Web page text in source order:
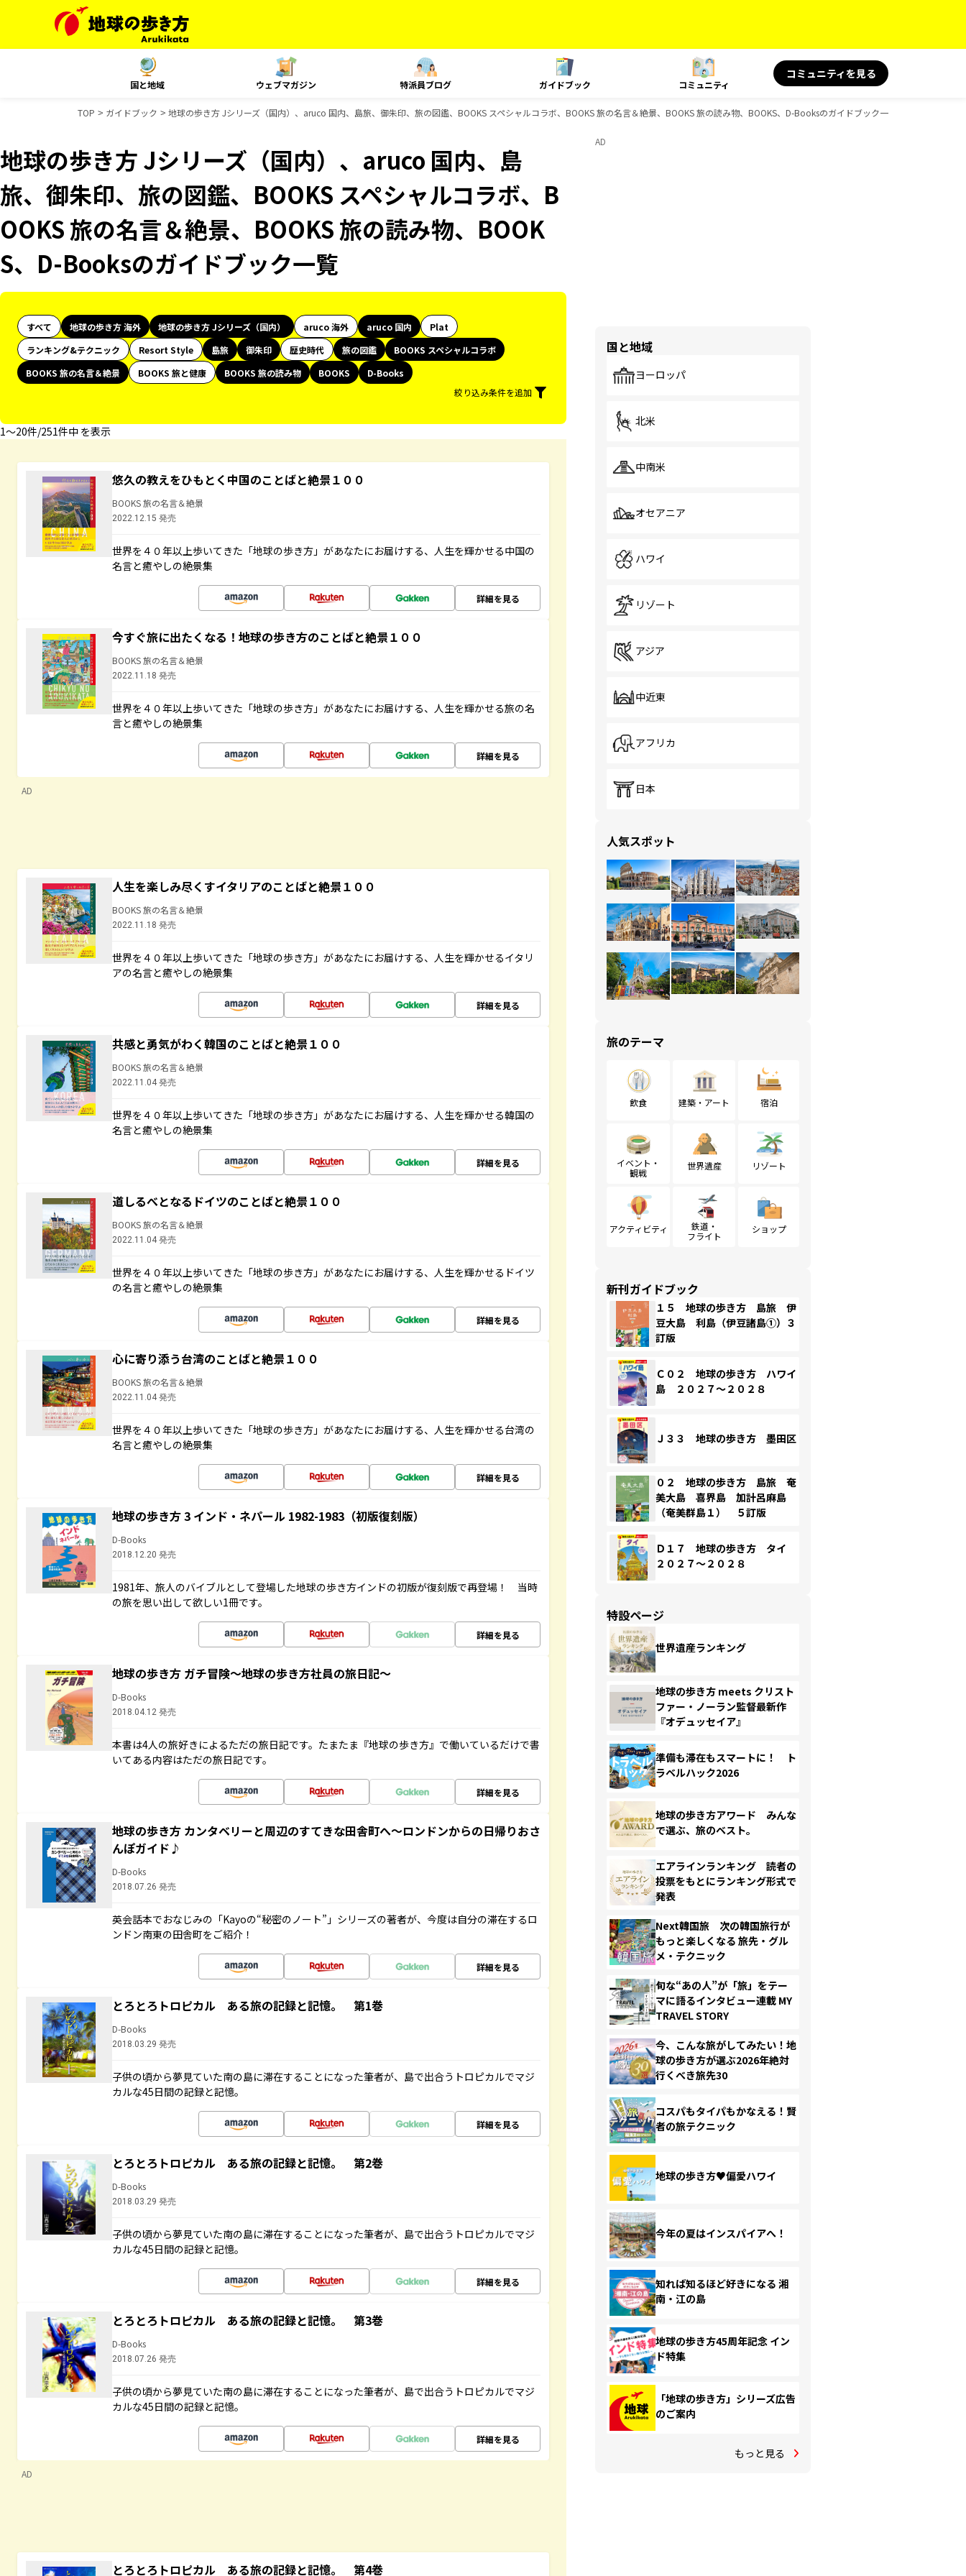
国と地域 ウェブマガジン 特派員ブログ ガイドブック コミュニティ
コミュニティを見る
TOP ガイドブック 地球の歩き方 Jシリーズ（国内）、aruco 国内、島旅、御朱印、旅の図鑑、BOOKS スペシャルコラボ、BOOKS 旅の名言＆絶景、BOOKS 旅の読み物、BOOKS、D-Booksのガイドブック一覧
地球の歩き方 Jシリーズ（国内）、aruco 国内、島
旅、御朱印、旅の図鑑、BOOKS スペシャルコラボ、B
OOKS 旅の名言＆絶景、BOOKS 旅の読み物、BOOK
S、D-Booksのガイドブック一覧
すべて 地球の歩き方 海外 地球の歩き方 Jシリーズ（国内） aruco 海外 aruco 国内
Plat
ランキング&テクニック
Resort Style 島旅 御朱印 歴史時代 旅の図鑑
BOOKS スペシャルコラボ
BOOKS 旅の名言＆絶景
BOOKS 旅と健康 BOOKS 旅の読み物 BOOKS
D-Books
絞り込み条件を追加
1〜20件/251件中 を表示
悠久の教えをひもとく中国のことばと絶景１００
BOOKS 旅の名言＆絶景
2022.12.15 発売
世界を４０年以上歩いてきた「地球の歩き方」があなたにお届けする、人生を輝かせる中国の
名言と癒やしの絶景集
詳細を見る
今すぐ旅に出たくなる！地球の歩き方のことばと絶景１００
BOOKS 旅の名言＆絶景
2022.11.18 発売
世界を４０年以上歩いてきた「地球の歩き方」があなたにお届けする、人生を輝かせる旅の名
言と癒やしの絶景集
詳細を見る
AD
人生を楽しみ尽くすイタリアのことばと絶景１００
BOOKS 旅の名言＆絶景
2022.11.18 発売
世界を４０年以上歩いてきた「地球の歩き方」があなたにお届けする、人生を輝かせるイタリ
アの名言と癒やしの絶景集
詳細を見る
共感と勇気がわく韓国のことばと絶景１００
BOOKS 旅の名言＆絶景
2022.11.04 発売
世界を４０年以上歩いてきた「地球の歩き方」があなたにお届けする、人生を輝かせる韓国の
名言と癒やしの絶景集
詳細を見る
道しるべとなるドイツのことばと絶景１００
BOOKS 旅の名言＆絶景
2022.11.04 発売
世界を４０年以上歩いてきた「地球の歩き方」があなたにお届けする、人生を輝かせるドイツ
の名言と癒やしの絶景集
詳細を見る
心に寄り添う台湾のことばと絶景１００
BOOKS 旅の名言＆絶景
2022.11.04 発売
世界を４０年以上歩いてきた「地球の歩き方」があなたにお届けする、人生を輝かせる台湾の
名言と癒やしの絶景集
詳細を見る
地球の歩き方 3 インド・ネパール 1982-1983（初版復刻版）
D-Books
2018.12.20 発売
1981年、旅人のバイブルとして登場した地球の歩き方インドの初版が復刻版で再登場！ 当時
の旅を思い出して欲しい1冊です。
詳細を見る
地球の歩き方 ガチ冒険～地球の歩き方社員の旅日記～
D-Books
2018.04.12 発売
本書は4人の旅好きによるただの旅日記です。たまたま『地球の歩き方』で働いているだけで書
いてある内容はただの旅日記です。
詳細を見る
地球の歩き方 カンタベリーと周辺のすてきな田舎町へ～ロンドンからの日帰りおさ
んぽガイド♪
D-Books
2018.07.26 発売
英会話本でおなじみの「Kayoの“秘密のノート”」シリーズの著者が、今度は自分の滞在するロ
ンドン南東の田舎町をご紹介！
詳細を見る
とろとろトロピカル ある旅の記録と記憶。 第1巻
D-Books
2018.03.29 発売
子供の頃から夢見ていた南の島に滞在することになった筆者が、島で出合うトロピカルでマジ
カルな45日間の記録と記憶。
詳細を見る
とろとろトロピカル ある旅の記録と記憶。 第2巻
D-Books
2018.03.29 発売
子供の頃から夢見ていた南の島に滞在することになった筆者が、島で出合うトロピカルでマジ
カルな45日間の記録と記憶。
詳細を見る
とろとろトロピカル ある旅の記録と記憶。 第3巻
D-Books
2018.07.26 発売
子供の頃から夢見ていた南の島に滞在することになった筆者が、島で出合うトロピカルでマジ
カルな45日間の記録と記憶。
詳細を見る
AD
とろとろトロピカル ある旅の記録と記憶。 第4巻
AD
国と地域
ヨーロッパ
北米
中南米
オセアニア
ハワイ
リゾート
アジア
中近東
アフリカ
日本
人気スポット
旅のテーマ
飲食 建築・アート 宿泊
イベント・
観戦
世界遺産 リゾート
アクティビティ
鉄道・
フライト
ショップ
新刊ガイドブック
１５ 地球の歩き方 島旅 伊
豆大島 利島（伊豆諸島①）３
訂版
Ｃ０２ 地球の歩き方 ハワイ
島 ２０２７～２０２８
Ｊ３３ 地球の歩き方 墨田区
０２ 地球の歩き方 島旅 奄
美大島 喜界島 加計呂麻島
（奄美群島１） ５訂版
Ｄ１７ 地球の歩き方 タイ
２０２７～２０２８
特設ページ
世界遺産ランキング
地球の歩き方 meets クリスト
ファー・ノーラン監督最新作
『オデュッセイア』
準備も滞在もスマートに！ ト
ラベルハック2026
地球の歩き方アワード みんな
で選ぶ、旅のベスト。
エアラインランキング 読者の
投票をもとにランキング形式で
発表
Next韓国旅 次の韓国旅行が
もっと楽しくなる 旅先・グル
メ・テクニック
旬な“あの人”が「旅」をテー
マに語るインタビュー連載 MY
TRAVEL STORY
今、こんな旅がしてみたい！地
球の歩き方が選ぶ2026年絶対
行くべき旅先30
コスパもタイパもかなえる！賢
者の旅テクニック
地球の歩き方♥偏愛ハワイ
今年の夏はインスパイアへ！
知れば知るほど好きになる 湘
南・江の島
地球の歩き方45周年記念 イン
ド特集
「地球の歩き方」シリーズ広告
のご案内
もっと見る